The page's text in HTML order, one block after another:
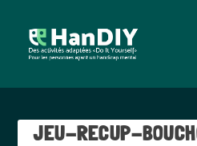
JEU-RECUP-